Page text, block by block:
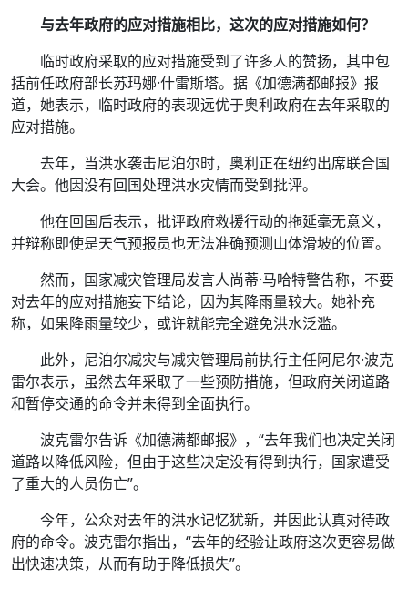
与去年政府的应对措施相比，这次的应对措施如何？
临时政府采取的应对措施受到了许多人的赞扬，其中包
括前任政府部长苏玛娜·什雷斯塔。据《加德满都邮报》报
道，她表示，临时政府的表现远优于奥利政府在去年采取的
应对措施。
去年，当洪水袭击尼泊尔时，奥利正在纽约出席联合国
大会。他因没有回国处理洪水灾情而受到批评。
他在回国后表示，批评政府救援行动的拖延毫无意义，
并辩称即使是天气预报员也无法准确预测山体滑坡的位置。
然而，国家减灾管理局发言人尚蒂·马哈特警告称，不要
对去年的应对措施妄下结论，因为其降雨量较大。她补充
称，如果降雨量较少，或许就能完全避免洪水泛滥。
此外，尼泊尔减灾与减灾管理局前执行主任阿尼尔·波克
雷尔表示，虽然去年采取了一些预防措施，但政府关闭道路
和暂停交通的命令并未得到全面执行。
波克雷尔告诉《加德满都邮报》，“去年我们也决定关闭
道路以降低风险，但由于这些决定没有得到执行，国家遭受
了重大的人员伤亡”。
今年，公众对去年的洪水记忆犹新，并因此认真对待政
府的命令。波克雷尔指出，“去年的经验让政府这次更容易做
出快速决策，从而有助于降低损失”。